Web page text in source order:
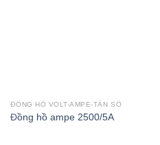
ĐỒNG HỒ VOLT-AMPE-TẦN SỐ
Đồng hồ ampe 2500/5A